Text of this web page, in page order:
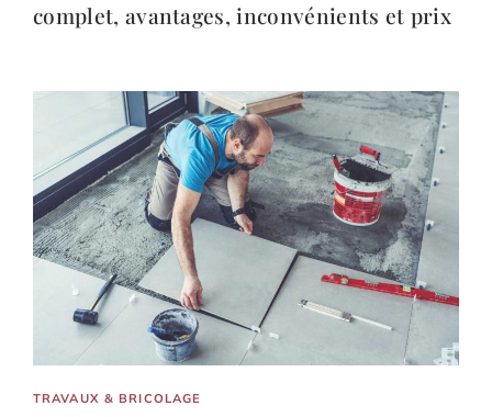
complet, avantages, inconvénients et prix
TRAVAUX & BRICOLAGE